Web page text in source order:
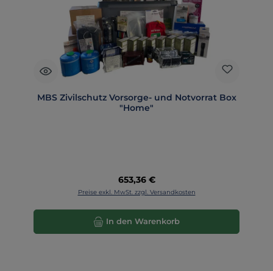
MBS Zivilschutz Vorsorge- und Notvorrat Box
"Home"
Regulärer Preis:
653,36 €
Preise exkl. MwSt. zzgl. Versandkosten
In den Warenkorb